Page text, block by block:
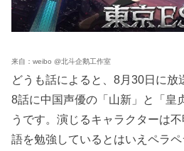
来自：weibo @北斗企鹅工作室
どうも話によると、8月30日に放
8話に中国声優の「山新」と「皇
うです。演じるキャラクターは
語を勉強しているとはいえペラ